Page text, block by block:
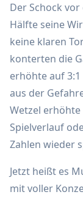
Der Schock
Hälfte seine
keine klaren
konterten die
erhöhte auf
aus der
Wetzel
Spielverlauf
Zahlen wieder
Jetzt heißt es
mit voller